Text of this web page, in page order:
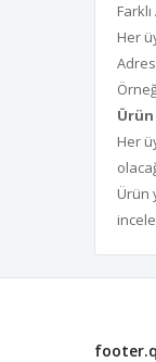
Her
Ürün
Her
Ürün